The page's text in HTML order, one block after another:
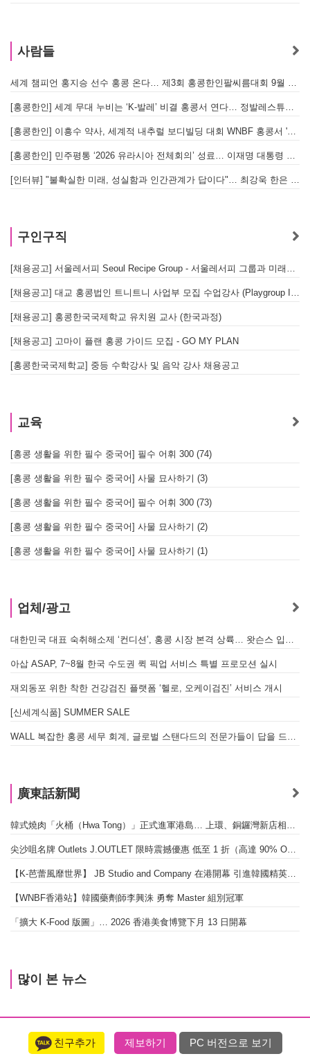
사람들
세계 챔피언 홍지승 선수 홍콩 온다… 제3회 홍콩한인팔씨름대회 9월 12일 개최
[홍콩한인] 세계 무대 누비는 ‘K-발레’ 비결 홍콩서 연다… 정발레스튜디오 개원
[홍콩한인] 이흥수 약사, 세계적 내추럴 보디빌딩 대회 WNBF 홍콩서 '마스터 부문 1위' 기염
[홍콩한인] 민주평통 ‘2026 유라시아 전체회의’ 성료… 이재명 대통령 참석으로 의미 더해
[인터뷰] "불확실한 미래, 성실함과 인간관계가 답이다"… 최강욱 한은 부소장이 청소년들에게 전하는 응원
구인구직
[채용공고] 서울레서피 Seoul Recipe Group - 서울레서피 그룹과 미래를 함께할 유능한 인재를 모십니다
[채용공고] 대교 홍콩법인 트니트니 사업부 모집 수업강사 (Playgroup Instructor)
[채용공고] 홍콩한국국제학교 유치원 교사 (한국과정)
[채용공고] 고마이 플랜 홍콩 가이드 모집 - GO MY PLAN
[홍콩한국국제학교] 중등 수학강사 및 음악 강사 채용공고
교육
[홍콩 생활을 위한 필수 중국어] 필수 어휘 300 (74)
[홍콩 생활을 위한 필수 중국어] 사물 묘사하기 (3)
[홍콩 생활을 위한 필수 중국어] 필수 어휘 300 (73)
[홍콩 생활을 위한 필수 중국어] 사물 묘사하기 (2)
[홍콩 생활을 위한 필수 중국어] 사물 묘사하기 (1)
업체/광고
대한민국 대표 숙취해소제 ‘컨디션’, 홍콩 시장 본격 상륙… 왓슨스 입점 기념 할인 행사 진행
아삽 ASAP, 7~8월 한국 수도권 퀵 픽업 서비스 특별 프로모션 실시
재외동포 위한 착한 건강검진 플랫폼 ‘헬로, 오케이검진’ 서비스 개시
[신세계식품] SUMMER SALE
WALL 복잡한 홍콩 세무 회계, 글로벌 스탠다드의 전문가들이 답을 드립니다! - 법인설립, 회계, 감사
廣東話新聞
韓式燒肉「火桶（Hwa Tong）」正式進軍港島… 上環、銅鑼灣新店相繼開幕
尖沙咀名牌 Outlets J.OUTLET 限時震撼優惠 低至 1 折（高達 90% OFF）
【K-芭蕾風靡世界】 JB Studio and Company 在港開幕 引進韓國精英芭蕾教育系統
【WNBF香港站】韓國藥劑師李興洙 勇奪 Master 組別冠軍
「擴大 K-Food 版圖」… 2026 香港美食博覽下月 13 日開幕
많이 본 뉴스
친구추가 제보하기 PC 버전으로 보기